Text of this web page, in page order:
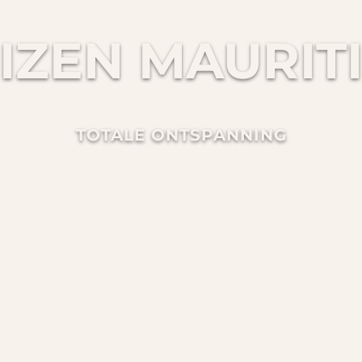
TOTALE ONTSPANNING